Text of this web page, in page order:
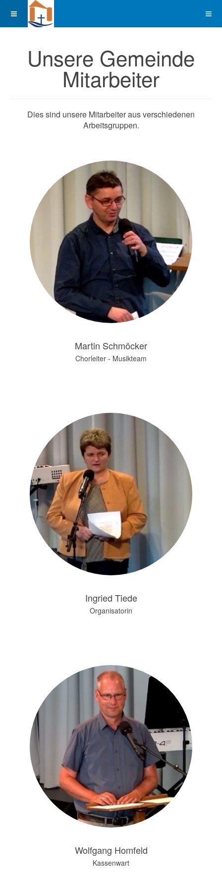
Unsere Gemeinde
Mitarbeiter
Dies sind unsere Mitarbeiter aus verschiedenen
Arbeitsgruppen.
Martin Schmöcker
Chorleiter - Musikteam
Ingried Tiede
Organisatorin
Wolfgang Homfeld
Kassenwart